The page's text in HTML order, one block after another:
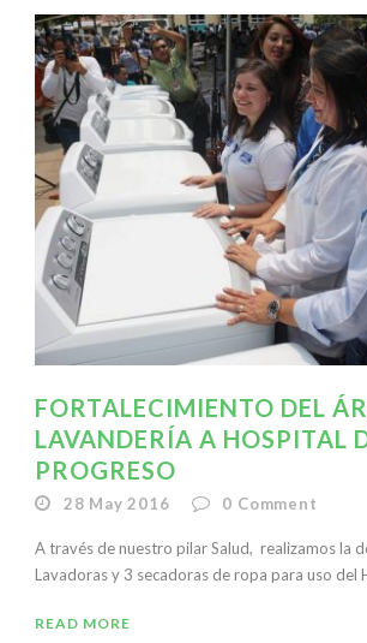
FORTALECIMIENTO DEL
LAVANDERÍA A HOSPITAL
PROGRESO
28 May 2016 0 Comment
A través de nuestro pilar Salud, realizamos la
Lavadoras y 3 secadoras de ropa para uso del
READ MORE